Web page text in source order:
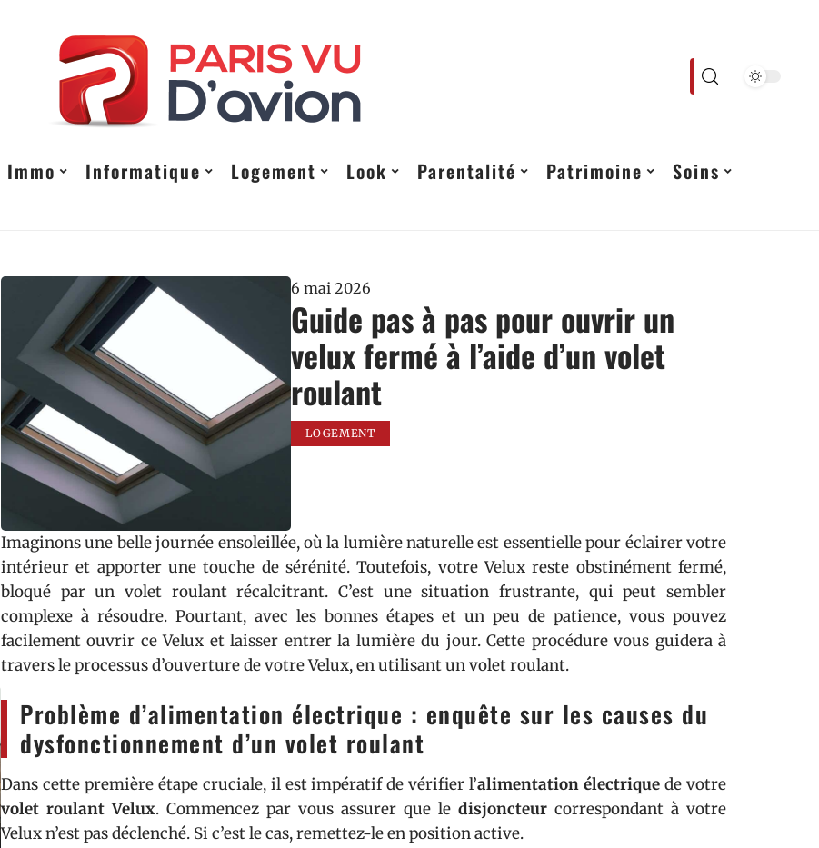
Immo Informatique Logement Look Parentalité Patrimoine
Soins
6 mai 2026
Guide pas à pas pour ouvrir un
velux fermé à l’aide d’un volet
roulant
LOGEMENT
Imaginons une belle journée ensoleillée, où la lumière naturelle est essentielle pour éclairer votre
intérieur et apporter une touche de sérénité. Toutefois, votre Velux reste obstinément fermé,
bloqué par un volet roulant récalcitrant. C’est une situation frustrante, qui peut sembler
complexe à résoudre. Pourtant, avec les bonnes étapes et un peu de patience, vous pouvez
facilement ouvrir ce Velux et laisser entrer la lumière du jour. Cette procédure vous guidera à
travers le processus d’ouverture de votre Velux, en utilisant un volet roulant.
Problème d’alimentation électrique : enquête sur les causes du
dysfonctionnement d’un volet roulant
Dans cette première étape cruciale, il est impératif de vérifier l’alimentation électrique de votre
volet roulant Velux. Commencez par vous assurer que le disjoncteur correspondant à votre
Velux n’est pas déclenché. Si c’est le cas, remettez-le en position active.